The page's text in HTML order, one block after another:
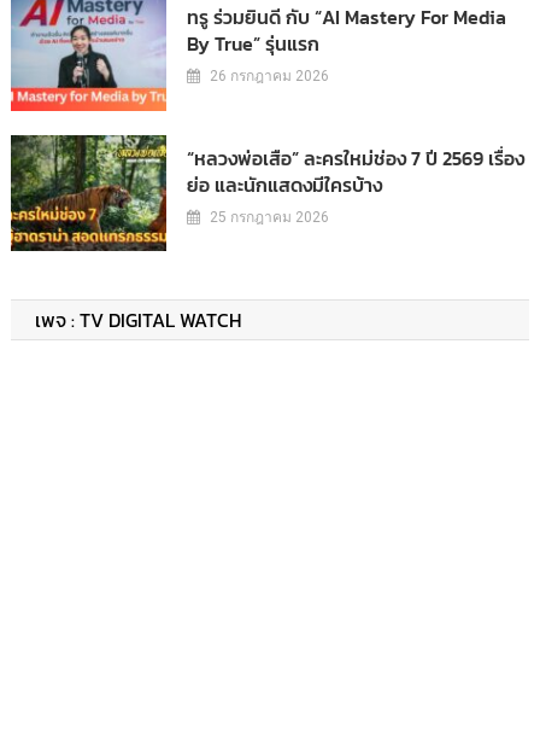
ทรู ร่วมยินดี กับ “AI Mastery For Media
By True” รุ่นแรก
26 กรกฎาคม 2026
“หลวงพ่อเสือ” ละครใหม่ช่อง 7 ปี 2569 เรื่อง
ย่อ และนักแสดงมีใครบ้าง
25 กรกฎาคม 2026
เพจ : TV DIGITAL WATCH